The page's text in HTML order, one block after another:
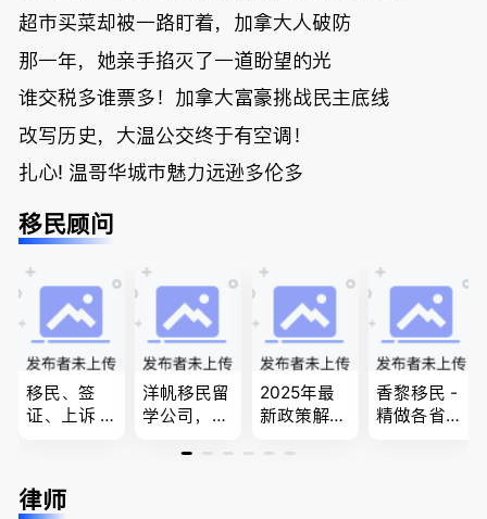
超市买菜却被一路盯着，加拿大人破防
那一年，她亲手掐灭了一道盼望的光
谁交税多谁票多！加拿大富豪挑战民主底线
改写历史，大温公交终于有空调！
扎心! 温哥华城市魅力远逊多伦多
移民顾问
移民、签
证、上诉 --
进”的RCIC-
IRB持牌移
洋帆移民留
学公司，精
签各类签证
2025年最
新政策解
牌顾问为您
香黎移民 -
精做各省省
律师